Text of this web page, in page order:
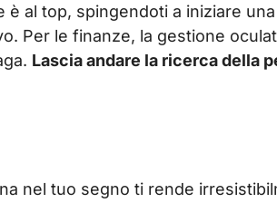
è al top, spingendoti a iniziare
Per le finanze, la gestione
Lascia andare la ricerca della
nel tuo segno ti rende